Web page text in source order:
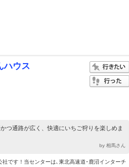
ハウス
つ通路が広く、快適にいちご狩りを楽しめま
by 相馬さん
です！当センターは､東北高速道･鹿沼インターチ